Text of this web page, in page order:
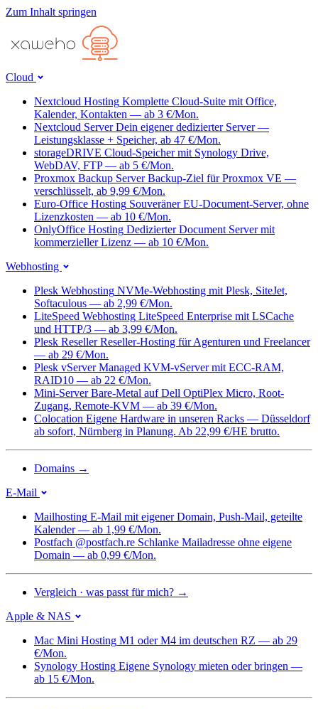
Zum Inhalt springen
Cloud
Nextcloud Hosting Komplette Cloud-Suite mit Office,
Kalender, Kontakten — ab 3 €/Mon.
Nextcloud Server Dein eigener dedizierter Server —
Leistungsklasse + Speicher, ab 47 €/Mon.
storageDRIVE Cloud-Speicher mit Synology Drive,
WebDAV, FTP — ab 5 €/Mon.
Proxmox Backup Server Backup-Ziel für Proxmox VE —
verschlüsselt, ab 9,99 €/Mon.
Euro-Office Hosting Souveräner EU-Document-Server, ohne
Lizenzkosten — ab 10 €/Mon.
OnlyOffice Hosting Dedizierter Document Server mit
kommerzieller Lizenz — ab 10 €/Mon.
Webhosting
Plesk Webhosting NVMe-Webhosting mit Plesk, SiteJet,
Softaculous — ab 2,99 €/Mon.
LiteSpeed Webhosting LiteSpeed Enterprise mit LSCache
und HTTP/3 — ab 3,99 €/Mon.
Plesk Reseller Reseller-Hosting für Agenturen und Freelancer
— ab 29 €/Mon.
Plesk vServer Managed KVM-vServer mit ECC-RAM,
RAID10 — ab 22 €/Mon.
Mini-Server Bare-Metal auf Dell OptiPlex Micro, Root-
Zugang, Remote-KVM — ab 39 €/Mon.
Colocation Eigene Hardware in unseren Racks — Düsseldorf
ab sofort, Nürnberg in Planung. Ab 22,99 €/HE brutto.
Domains →
E-Mail
Mailhosting E-Mail mit eigener Domain, Push-Mail, geteilte
Kalender — ab 1,99 €/Mon.
Postfach @postfach.re Schlanke Mailadresse ohne eigene
Domain — ab 0,99 €/Mon.
Vergleich · was passt für mich? →
Apple & NAS
Mac Mini Hosting M1 oder M4 im deutschen RZ — ab 29
€/Mon.
Synology Hosting Eigene Synology mieten oder bringen —
ab 15 €/Mon.